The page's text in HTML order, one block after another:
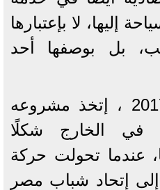
إليها، لا بإعتبارها
بل بوصفها أحد
وفي العام نفسه 2017 ، إتخذ مشروعه
في الخارج شكلًا
عندما تحولت حركة
إتحاد شباب مصر